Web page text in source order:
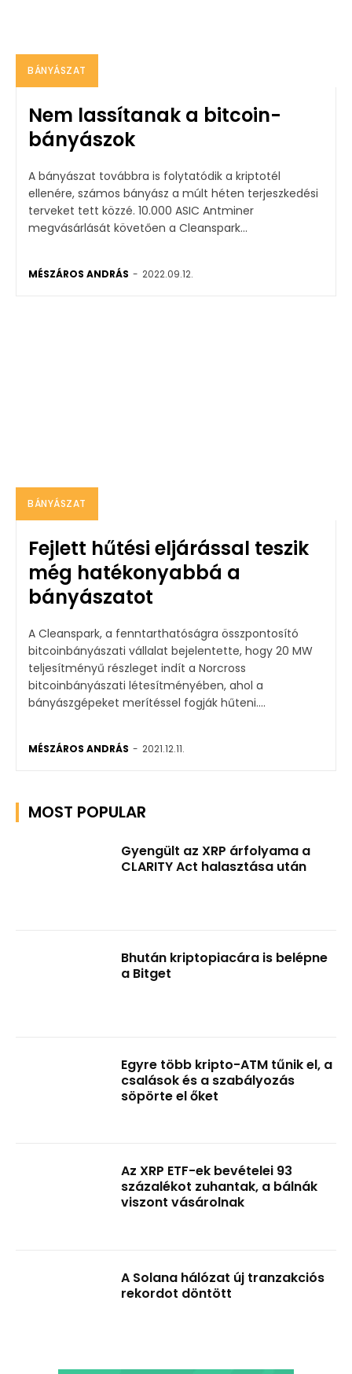
BÁNYÁSZAT
Nem lassítanak a bitcoin-
bányászok
A bányászat továbbra is folytatódik a kriptotél
ellenére, számos bányász a múlt héten terjeszkedési
terveket tett közzé. 10.000 ASIC Antminer
megvásárlását követően a Cleanspark...
MÉSZÁROS ANDRÁS - 2022.09.12.
BÁNYÁSZAT
Fejlett hűtési eljárással teszik
még hatékonyabbá a
bányászatot
A Cleanspark, a fenntarthatóságra összpontosító
bitcoinbányászati vállalat bejelentette, hogy 20 MW
teljesítményű részleget indít a Norcross
bitcoinbányászati létesítményében, ahol a
bányászgépeket merítéssel fogják hűteni....
MÉSZÁROS ANDRÁS - 2021.12.11.
MOST POPULAR
Gyengült az XRP árfolyama a
CLARITY Act halasztása után
Bhután kriptopiacára is belépne
a Bitget
Egyre több kripto-ATM tűnik el, a
csalások és a szabályozás
söpörte el őket
Az XRP ETF-ek bevételei 93
százalékot zuhantak, a bálnák
viszont vásárolnak
A Solana hálózat új tranzakciós
rekordot döntött